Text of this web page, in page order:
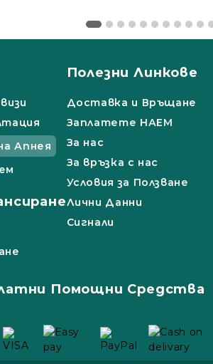
Апнея
Полезни Линкове
Доставка и Връщане
Заплатете НАЕМ
За нас
За връзка с нас
Условия за Ползване
Лични Данни
Сигнали
Помощни Средства